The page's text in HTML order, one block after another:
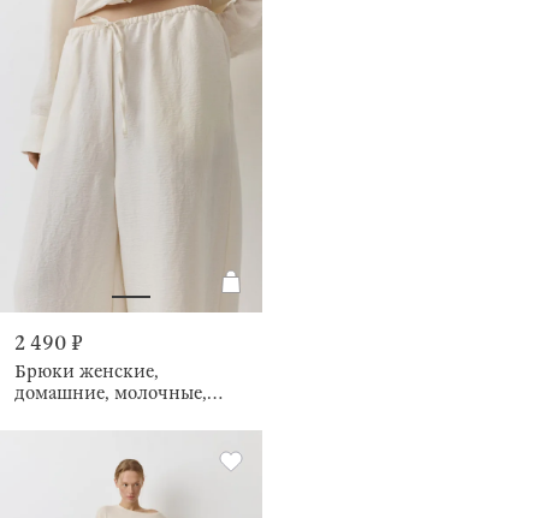
2 490 ₽
Брюки женские,
домашние, молочные,